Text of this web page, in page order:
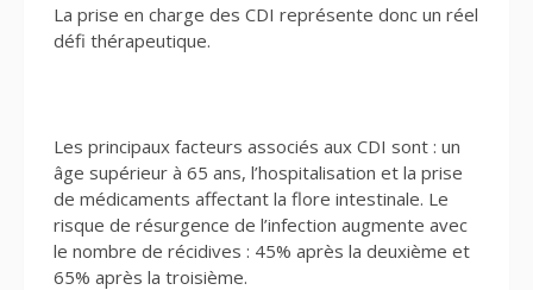
La prise en charge des CDI représente donc un réel
défi thérapeutique.
Les principaux facteurs associés aux CDI sont : un
âge supérieur à 65 ans, l’hospitalisation et la prise
de médicaments affectant la flore intestinale. Le
risque de résurgence de l’infection augmente avec
le nombre de récidives : 45% après la deuxième et
65% après la troisième.